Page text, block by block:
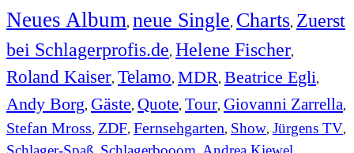
Neues Album, neue Single, Charts, Zuerst
bei Schlagerprofis.de, Helene Fischer,
Roland Kaiser, Telamo, MDR, Beatrice Egli,
Andy Borg, Gäste, Quote, Tour, Giovanni Zarrella,
Stefan Mross, ZDF, Fernsehgarten, Show, Jürgens TV,